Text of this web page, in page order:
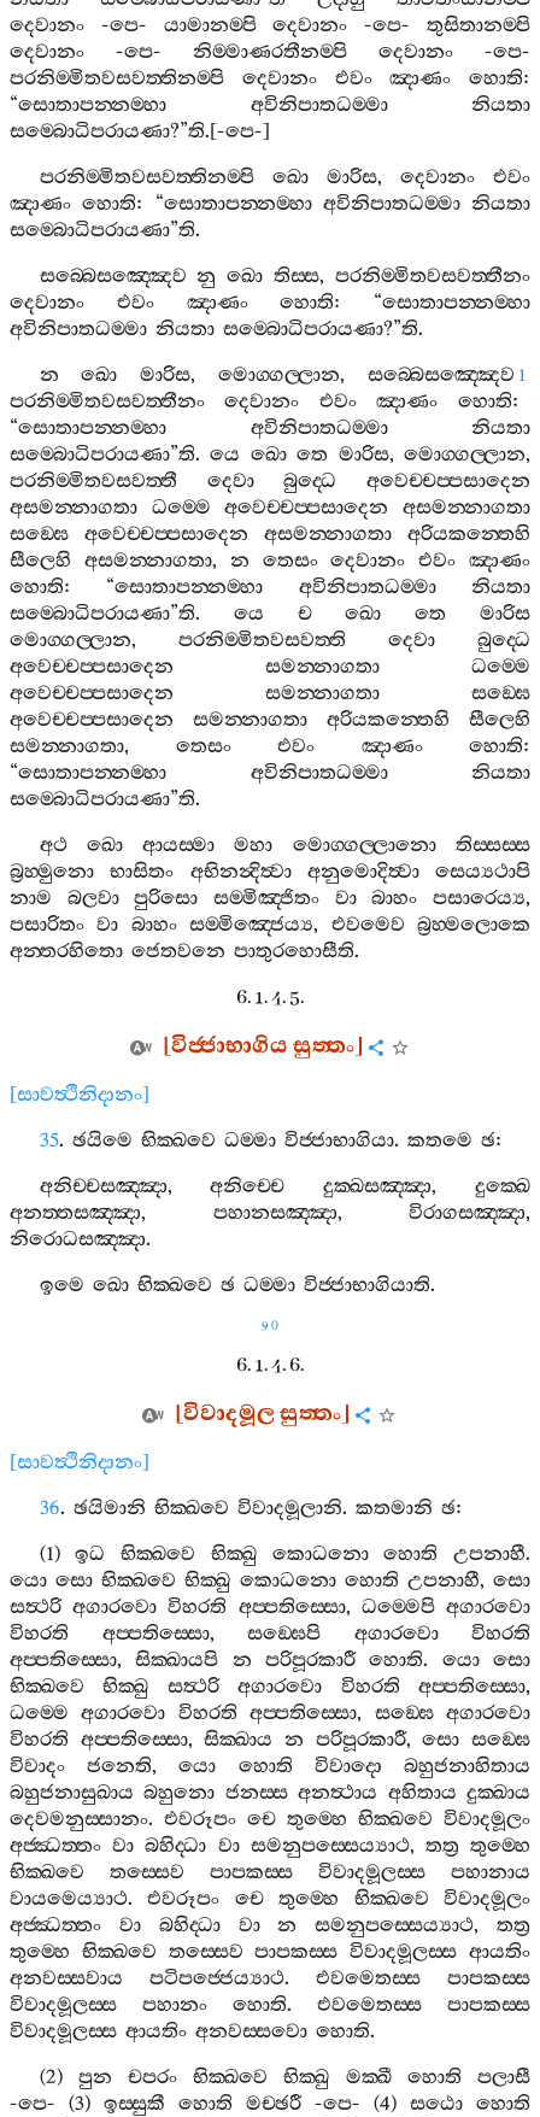
දෙවානං -පෙ- යාමානම‍්පි දෙවානං -පෙ-තුසිතානම‍්පි
දෙවානං -පෙ- නිම‍්මාණරතීනම‍්පි දෙවානං -පෙ-
පරනිම‍්මිතවසවත‍්තිනම‍්පි
දෙවානං එවං ඤාණං හොති:
“සොතාපන‍්නම‍්හා අවිනිපාතධම‍්මා
නියතා
සම‍්බොධිපරායණා?”ති.[-පෙ-]
පරනිම‍්මිතවසවත‍්තිනම‍්පි
ඛො මාරිස, දෙවානං
එවං
ඤාණං හොති: “සොතාපන‍්නම‍්හා අවිනිපාතධම‍්මා නියතා
සම‍්බොධිපරායණා”ති.
සබ‍්බෙසඤ‍්ඤෙව නු ඛො තිස‍්ස, පරනිම‍්මිතවසවත‍්තීනං
දෙවානං
එවං ඤාණං හොති: “සොතාපන‍්නම‍්හා
අවිනිපාතධම‍්මා නියතා සම‍්බොධිපරායණා?”ති.
න
ඛො මාරිස,මොග‍්ගල‍්ලාන, සබ‍්බෙසඤ‍්ඤෙව 1
පරනිම‍්මිතවසවත‍්තීනං දෙවානං එවං ඤාණං හොති:
“සොතාපන‍්නම‍්හා අවිනිපාතධම‍්මා
නියතා
සම‍්බොධිපරායණා”ති.යෙ ඛො තෙ මාරිස,මොග‍්ගල‍්ලාන,
පරනිම‍්මිතවසවත‍්තී
දෙවා බුද‍්ධෙ
අවෙච‍්චප‍්පසාදෙන
අසමන‍්නාගතා
ධම‍්මෙ අවෙච‍්චප‍්පසාදෙන
අසමන‍්නාගතා
සඞ‍්ඝෙ
අවෙච‍්චප‍්පසාදෙන අසමන‍්නාගතා
අරියකන‍්තෙහි
සීලෙහි
අසමන‍්නාගතා, න තෙසං දෙවානං එවං ඤාණං
හොති: “සොතාපන‍්නම‍්හා අවිනිපාතධම‍්මා
නියතා
සම‍්බොධිපරායණා”ති. යෙ ච ඛො තෙ
මාරිස
මොග‍්ගල‍්ලාන, පරනිම‍්මිතවසවත‍්ති දෙවා
බුද‍්ධෙ
අවෙච‍්චප‍්පසාදෙන
සමන‍්නාගතා
ධම‍්මෙ
අවෙච‍්චප‍්පසාදෙන
සමන‍්නාගතා
සඞ‍්ඝෙ
අවෙච‍්චප‍්පසාදෙන
සමන‍්නාගතා අරියකන‍්තෙහි
සීලෙහි
සමන‍්නාගතා, තෙසං එවං ඤාණං හොති:
“සොතාපන‍්නම‍්හා අවිනිපාතධම‍්මා
නියතා
සම‍්බොධිපරායණා”ති.
අථ
ඛො ආයස‍්මා මහා මොග‍්ගල‍්ලානො
තිස‍්සස‍්ස
බ්‍රහ‍්මුනො
භාසිතං අභිනන්‍දිත්‍වා අනුමොදිත්‍වා
සෙය්‍යථාපි
නාම
බලවා පුරිසො සම‍්මිඤ‍්ජිතං වා බාහං පසාරෙය්‍ය,
පසාරිතං වා බාහං සම‍්මිඤ‍්ජෙය්‍ය, එවමෙව බ්‍රහ‍්මලොකෙ
අන‍්තරහිතො ජෙතවනෙ පාතුරහොසීති.
6. 1. 4. 5.
[විජ‍්ජාභාගියසුත‍්තං]
[සාවත්‍ථිනිදානං]
35. ඡයිමෙ භික‍්ඛවෙ ධම‍්මා විජ‍්ජාභාගියා. කතමෙ ඡ:
අනිච‍්චසඤ‍්ඤා,අනිච‍්චෙ දුක‍්ඛසඤ‍්ඤා,දුක‍්ඛෙ
අනත‍්තසඤ‍්ඤා, පහානසඤ‍්ඤා, විරාගසඤ‍්ඤා,
නිරොධසඤ‍්ඤා.
ඉමෙ ඛො භික‍්ඛවෙ ඡ ධම‍්මා විජ‍්ජාභාගියාති.
90
6. 1. 4. 6.
[විවාදමූලසුත‍්තං]
[සාවත්‍ථිනිදානං]
36. ඡයිමානි භික‍්ඛවෙ විවාදමූලානි. කතමානි ඡ:
(1)ඉධ භික‍්ඛවෙ භික‍්ඛු කොධනො හොති උපනාහී.
යො සො භික‍්ඛවෙ භික‍්ඛු කොධනො හොති උපනාහී,සො
සත්‍ථරි අගාරවො විහරති අප‍්පතිස‍්සො, ධම‍්මෙපි අගාරවො
විහරති
අප‍්පතිස‍්සො, සඞ‍්ඝෙපි අගාරවො
විහරති
අප‍්පතිස‍්සො,සික‍්ඛායපි න පරිපූරකාරී හොති. යො සො
භික‍්ඛවෙ
භික‍්ඛු සත්‍ථරි අගාරවො විහරති අප‍්පතිස‍්සො,
ධම‍්මෙ
අගාරවො විහරති අප‍්පතිස‍්සො, සඞ‍්ඝෙ අගාරවො
විහරති අප‍්පතිස‍්සො,සික‍්ඛාය න පරිපූරකාරී,සො සඞ‍්ඝෙ
විවාදං
ජනෙති,යො හොති විවාදො
බහුජනාහිතාය
බහුජනාසුඛාය බහුනො ජනස‍්ස අනත්‍ථාය අහිතාය දුක‍්ඛාය
දෙවමනුස‍්සානං. එවරූපං චෙ තුම‍්හෙ භික‍්ඛවෙ විවාදමූලං
අජ‍්ඣත‍්තං වා බහිද‍්ධා වා සමනුපස‍්සෙය්‍යාථ, තත්‍ර තුම‍්හෙ
භික‍්ඛවෙ
තස‍්සෙව පාපකස‍්ස විවාදමූලස‍්ස
පහානාය
වායමෙය්‍යාථ.එවරූපං චෙ තුම‍්හෙ භික‍්ඛවෙ
විවාදමූලං
අජ‍්ඣත‍්තං
වා බහිද‍්ධා වා න සමනුපස‍්සෙය්‍යාථ,තත්‍ර
තුම‍්හෙ භික‍්ඛවෙ තස‍්සෙව පාපකස‍්ස විවාදමූලස‍්ස ආයතිං
අනවස‍්සවාය
පටිපජ‍්ජෙය්‍යාථ. එවමෙතස‍්ස
පාපකස‍්ස
විවාදමූලස‍්ස
පහානං හොති. එවමෙතස‍්ස
පාපකස‍්ස
විවාදමූලස‍්ස ආයතිං අනවස‍්සවො හොති.
(2) පුන චපරං භික‍්ඛවෙ භික‍්ඛු මක‍්ඛී හොති
පලාසී
-පෙ- (3) ඉස‍්සුකී හොති මච‍්ඡරී-පෙ- (4) සඨො හොති